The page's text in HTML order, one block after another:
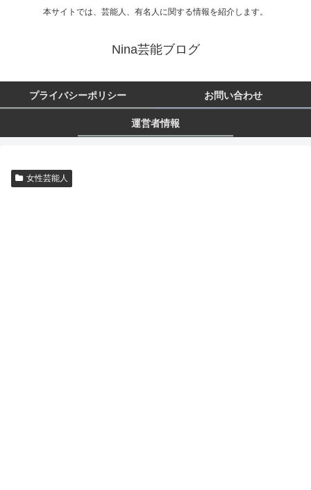
本サイトでは、芸能人、有名人に関する情報を紹介します。
Nina芸能ブログ
プライバシーポリシー お問い合わせ
運営者情報
女性芸能人